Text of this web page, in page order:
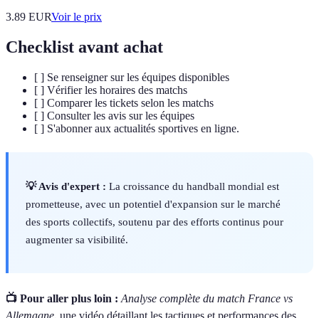
3.89 EURVoir le prix
Checklist avant achat
[ ] Se renseigner sur les équipes disponibles
[ ] Vérifier les horaires des matchs
[ ] Comparer les tickets selon les matchs
[ ] Consulter les avis sur les équipes
[ ] S'abonner aux actualités sportives en ligne.
💡 Avis d'expert : La croissance du handball mondial est
prometteuse, avec un potentiel d'expansion sur le marché
des sports collectifs, soutenu par des efforts continus pour
augmenter sa visibilité.
📺 Pour aller plus loin : Analyse complète du match France vs